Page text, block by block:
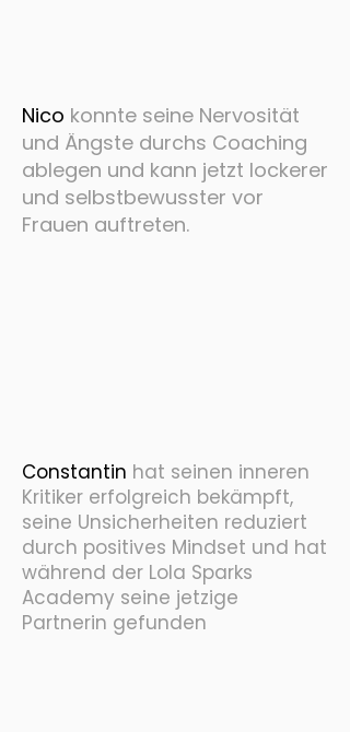
Nico konnte seine Nervosität
und Ängste durchs Coaching
ablegen und kann jetzt lockerer
und selbstbewusster vor
Frauen auftreten.
Constantin hat seinen inneren
Kritiker erfolgreich bekämpft,
seine Unsicherheiten reduziert
durch positives Mindset und hat
während der Lola Sparks
Academy seine jetzige
Partnerin gefunden